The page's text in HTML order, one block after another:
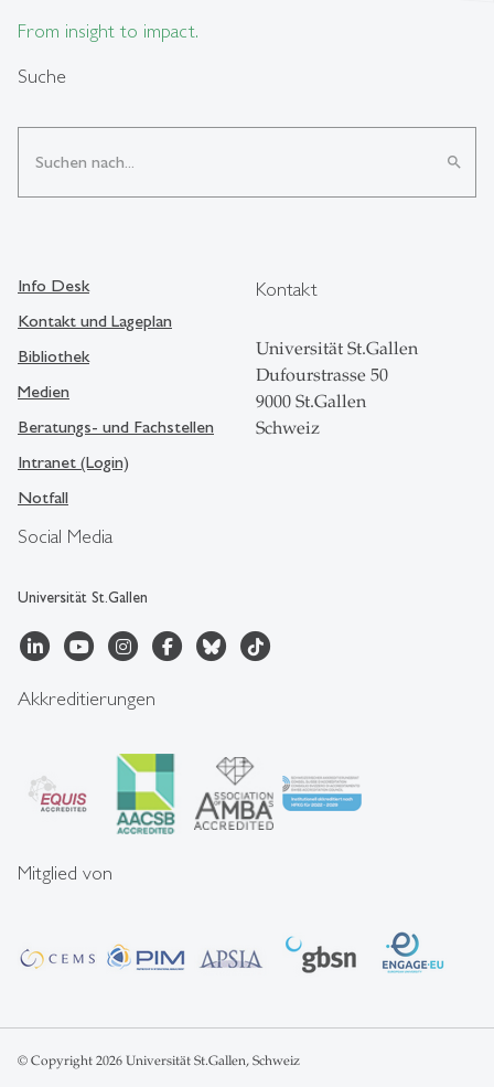
From insight to impact.
Suche
search
Social Media
Universität St.Gallen
Info Desk
Kontakt und Lageplan
Bibliothek
Medien
Beratungs- und Fachstellen
Intranet (Login)
Notfall
Kontakt
Universität St.Gallen
Dufourstrasse 50
9000 St.Gallen
Schweiz
Akkreditierungen
Mitglied von
© Copyright 2026 Universität St.Gallen, Schweiz